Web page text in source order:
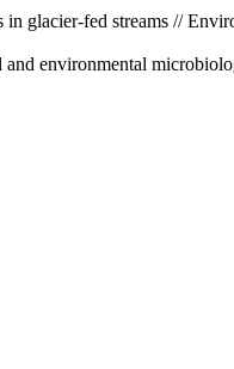
glacier-fed streams //
environmental